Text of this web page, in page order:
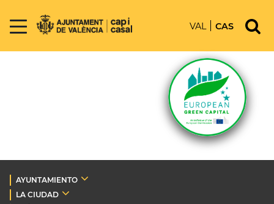
VAL CAS
AYUNTAMIENTO
LA CIUDAD